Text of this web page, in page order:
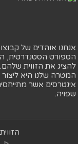
אנחנו אוהדים של
הספורט הסטנדרטית,
להציג את הזווית שלהם.
המטרה שלנו היא ליצור
אינטרסים אשר
שפויה.
הזווית @2020. כל